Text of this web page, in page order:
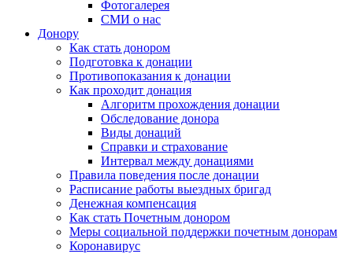
Фотогалерея
СМИ о нас
Донору
Как стать донором
Подготовка к донации
Противопоказания к донации
Как проходит донация
Алгоритм прохождения донации
Обследование донора
Виды донаций
Справки и страхование
Интервал между донациями
Правила поведения после донации
Расписание работы выездных бригад
Денежная компенсация
Как стать Почетным донором
Меры социальной поддержки почетным донорам
Коронавирус